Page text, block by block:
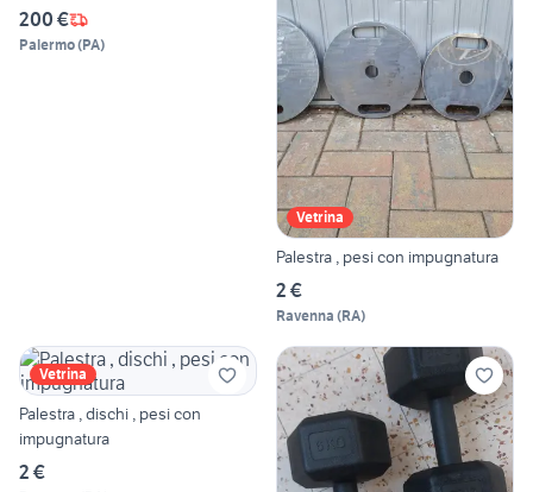
200 €
Palermo(PA)
Vetrina
Palestra , pesi con impugnatura
2 €
Ravenna (RA)
Vetrina
Palestra , dischi , pesi con
impugnatura
2 €